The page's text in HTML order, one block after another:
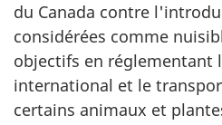
du Canada contre
considérées comme
objectifs en réglementant
international et le
certains animaux et